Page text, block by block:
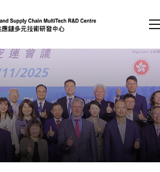
回車鍵）
會員登入
A A EN 繁 简